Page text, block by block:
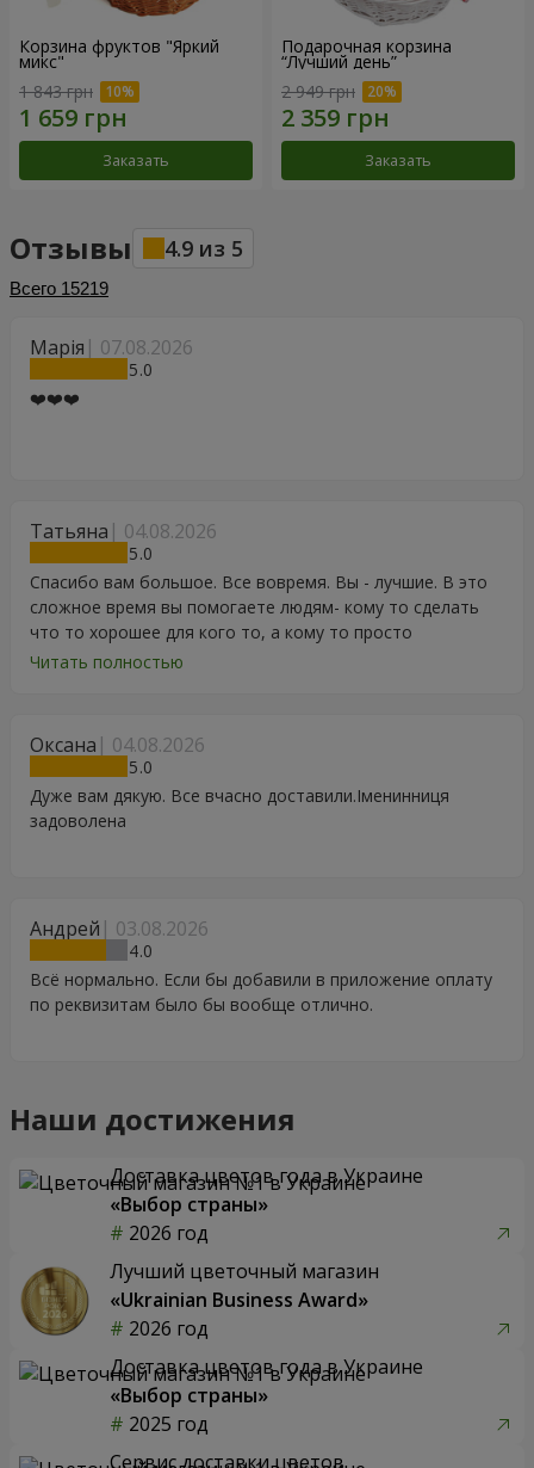
Корзина фруктов "Яркий
микс"
1 843 грн
Заказать
Подарочная корзина
“Лучший день”
2 949 грн
Заказать
Отзывы 4.9 из 5
Всего 15219
Марія 07.08.2026
5
❤️❤️❤️
Татьяна 04.08.2026
5
Спасибо вам большое. Все вовремя. Вы - лучшие. В это
сложное время вы помогаете людям- кому то сделать
что то хорошее для кого то, а кому то просто
порадоваться цветам, подарку, тортику, поздравлению.
Читать полностью
Оксана 04.08.2026
5
Дуже вам дякую. Все вчасно доставили.Іменинниця
задоволена
Андрей 03.08.2026
4
Всё нормально. Если бы добавили в приложение оплату
по реквизитам было бы вообще отлично.
Наши достижения
Доставка цветов года в Украине
«Выбор страны»
2026 год
Лучший цветочный магазин
«Ukrainian Business Award»
2026 год
Доставка цветов года в Украине
«Выбор страны»
2025 год
Сервис доставки цветов